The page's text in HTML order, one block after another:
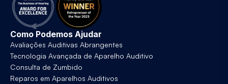
Como Podemos Ajudar
Avaliações Auditivas Abrangentes
Tecnologia Avançada de Aparelho Auditivo
Consulta de Zumbido
Reparos em Aparelhos Auditivos